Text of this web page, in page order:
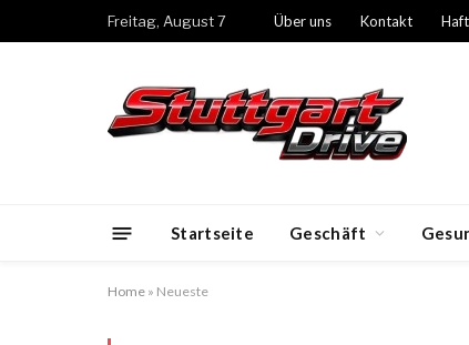
Freitag, August 7 Über uns Kontakt
Startseite Geschäft
Home » Neueste